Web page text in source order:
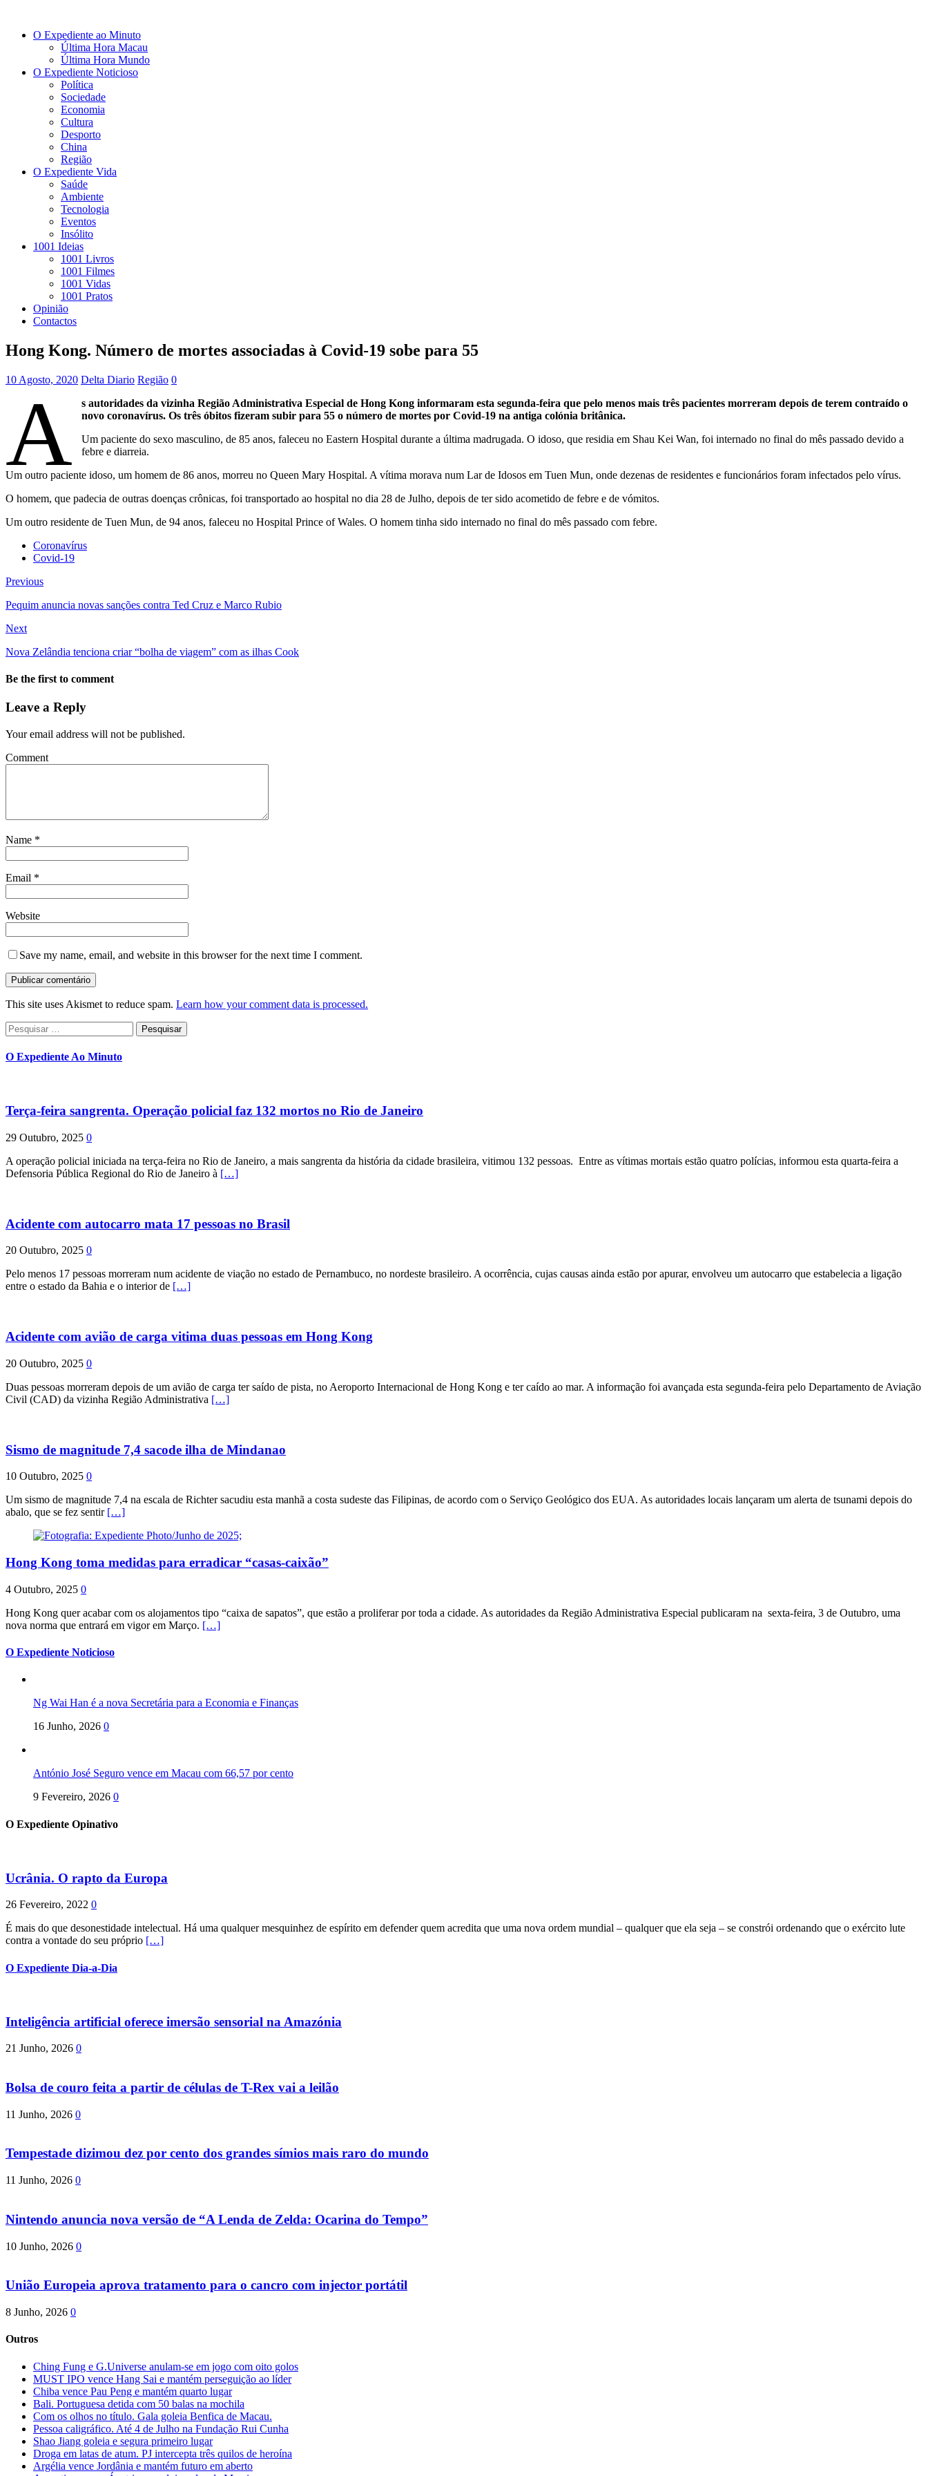
O Expediente ao Minuto
Última Hora Macau
Última Hora Mundo
O Expediente Noticioso
Política
Sociedade
Economia
Cultura
Desporto
China
Região
O Expediente Vida
Saúde
Ambiente
Tecnologia
Eventos
Insólito
1001 Ideias
1001 Livros
1001 Filmes
1001 Vidas
1001 Pratos
Opinião
Contactos
Hong Kong. Número de mortes associadas à Covid-19 sobe para 55
10 Agosto, 2020 Delta Diario Região 0
A
s autoridades da vizinha Região Administrativa Especial de Hong Kong informaram esta segunda-feira que pelo menos mais três pacientes morreram depois de terem contraído o
novo coronavírus. Os três óbitos fizeram subir para 55 o número de mortes por Covid-19 na antiga colónia britânica.
Um paciente do sexo masculino, de 85 anos, faleceu no Eastern Hospital durante a última madrugada. O idoso, que residia em Shau Kei Wan, foi internado no final do mês passado devido a
febre e diarreia.
Um outro paciente idoso, um homem de 86 anos, morreu no Queen Mary Hospital. A vítima morava num Lar de Idosos em Tuen Mun, onde dezenas de residentes e funcionários foram infectados pelo vírus.
O homem, que padecia de outras doenças crônicas, foi transportado ao hospital no dia 28 de Julho, depois de ter sido acometido de febre e de vómitos.
Um outro residente de Tuen Mun, de 94 anos, faleceu no Hospital Prince of Wales. O homem tinha sido internado no final do mês passado com febre.
Coronavírus
Covid-19
Previous
Pequim anuncia novas sanções contra Ted Cruz e Marco Rubio
Next
Nova Zelândia tenciona criar “bolha de viagem” com as ilhas Cook
Be the first to comment
Leave a Reply
Your email address will not be published.
Comment
Name *
Email *
Website
Save my name, email, and website in this browser for the next time I comment.
This site uses Akismet to reduce spam. Learn how your comment data is processed.
Pesquisar
por:
O Expediente Ao Minuto
Terça-feira sangrenta. Operação policial faz 132 mortos no Rio de Janeiro
29 Outubro, 2025 0
A operação policial iniciada na terça-feira no Rio de Janeiro, a mais sangrenta da história da cidade brasileira, vitimou 132 pessoas. Entre as vítimas mortais estão quatro polícias, informou esta quarta-feira a
Defensoria Pública Regional do Rio de Janeiro à […]
Acidente com autocarro mata 17 pessoas no Brasil
20 Outubro, 2025 0
Pelo menos 17 pessoas morreram num acidente de viação no estado de Pernambuco, no nordeste brasileiro. A ocorrência, cujas causas ainda estão por apurar, envolveu um autocarro que estabelecia a ligação
entre o estado da Bahia e o interior de […]
Acidente com avião de carga vitima duas pessoas em Hong Kong
20 Outubro, 2025 0
Duas pessoas morreram depois de um avião de carga ter saído de pista, no Aeroporto Internacional de Hong Kong e ter caído ao mar. A informação foi avançada esta segunda-feira pelo Departamento de Aviação
Civil (CAD) da vizinha Região Administrativa […]
Sismo de magnitude 7,4 sacode ilha de Mindanao
10 Outubro, 2025 0
Um sismo de magnitude 7,4 na escala de Richter sacudiu esta manhã a costa sudeste das Filipinas, de acordo com o Serviço Geológico dos EUA. As autoridades locais lançaram um alerta de tsunami depois do
abalo, que se fez sentir […]
Hong Kong toma medidas para erradicar “casas-caixão”
4 Outubro, 2025 0
Hong Kong quer acabar com os alojamentos tipo “caixa de sapatos”, que estão a proliferar por toda a cidade. As autoridades da Região Administrativa Especial publicaram na sexta-feira, 3 de Outubro, uma
nova norma que entrará em vigor em Março. […]
O Expediente Noticioso
Ng Wai Han é a nova Secretária para a Economia e Finanças
16 Junho, 2026 0
António José Seguro vence em Macau com 66,57 por cento
9 Fevereiro, 2026 0
O Expediente Opinativo
Ucrânia. O rapto da Europa
26 Fevereiro, 2022 0
É mais do que desonestidade intelectual. Há uma qualquer mesquinhez de espírito em defender quem acredita que uma nova ordem mundial – qualquer que ela seja – se constrói ordenando que o exército lute
contra a vontade do seu próprio […]
O Expediente Dia-a-Dia
Inteligência artificial oferece imersão sensorial na Amazónia
21 Junho, 2026 0
Bolsa de couro feita a partir de células de T-Rex vai a leilão
11 Junho, 2026 0
Tempestade dizimou dez por cento dos grandes símios mais raro do mundo
11 Junho, 2026 0
Nintendo anuncia nova versão de “A Lenda de Zelda: Ocarina do Tempo”
10 Junho, 2026 0
União Europeia aprova tratamento para o cancro com injector portátil
8 Junho, 2026 0
Outros
Ching Fung e G.Universe anulam-se em jogo com oito golos
MUST IPO vence Hang Sai e mantém perseguição ao líder
Chiba vence Pau Peng e mantém quarto lugar
Bali. Portuguesa detida com 50 balas na mochila
Com os olhos no título. Gala goleia Benfica de Macau.
Pessoa caligráfico. Até 4 de Julho na Fundação Rui Cunha
Shao Jiang goleia e segura primeiro lugar
Droga em latas de atum. PJ intercepta três quilos de heroína
Argélia vence Jordânia e mantém futuro em aberto